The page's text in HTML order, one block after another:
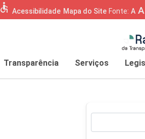
accessible Acessibilidade Mapa do Site Fonte: A A
Transparência Serviços